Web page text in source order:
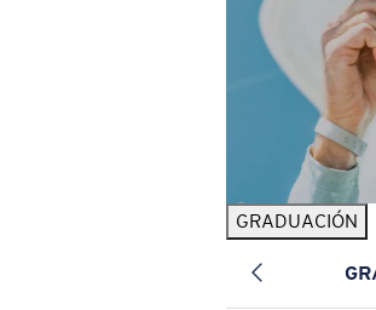
GRADUACIÓN